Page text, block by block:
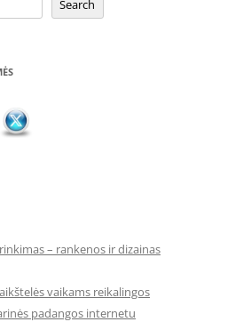
Search
– rankenos ir dizainas
vaikams reikalingos
padangos internetu